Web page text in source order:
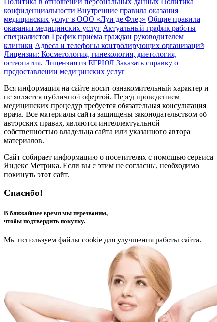
конфиденциальности Внутренние правила оказания
медицинских услуг в ООО «Луи де Флер» Общие правила
оказания медицинских услуг Актуальный график работы
специалистов График приёма граждан руководителем
клиники Адреса и телефоны контролирующих организаций
Лицензии: Косметология, гинекология, диетология,
остеопатия. Лицензия из ЕГРЮЛ Заказать справку о
предоставлении медицинских услуг
Вся информация на сайте носит ознакомительный характер и
не является публичной офертой. Перед проведением
медицинских процедур требуется обязательная консультация
врача. Все материалы сайта защищены законодательством об
авторских правах, являются интеллектуальной
собственностью владельца сайта или указанного автора
материалов.
Сайт собирает информацию о посетителях с помощью сервиса
Яндекс Метрика. Если вы с этим не согласны, необходимо
покинуть этот сайт.
Спасибо!
В ближайшее время мы перезвоним,
чтобы подтвердить покупку.
Мы используем файлы cookie для улучшения работы сайта.